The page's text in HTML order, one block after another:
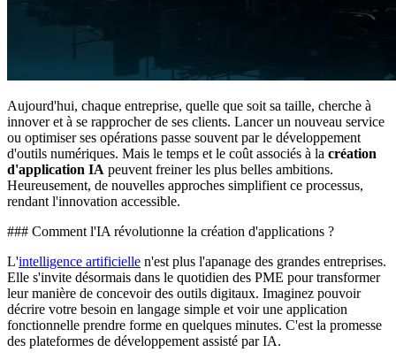
Aujourd'hui, chaque entreprise, quelle que soit sa taille, cherche à
innover et à se rapprocher de ses clients. Lancer un nouveau service
ou optimiser ses opérations passe souvent par le développement
d'outils numériques. Mais le temps et le coût associés à la création
d'application IA peuvent freiner les plus belles ambitions.
Heureusement, de nouvelles approches simplifient ce processus,
rendant l'innovation accessible.
### Comment l'IA révolutionne la création d'applications ?
L'intelligence artificielle n'est plus l'apanage des grandes entreprises.
Elle s'invite désormais dans le quotidien des PME pour transformer
leur manière de concevoir des outils digitaux. Imaginez pouvoir
décrire votre besoin en langage simple et voir une application
fonctionnelle prendre forme en quelques minutes. C'est la promesse
des plateformes de développement assisté par IA.